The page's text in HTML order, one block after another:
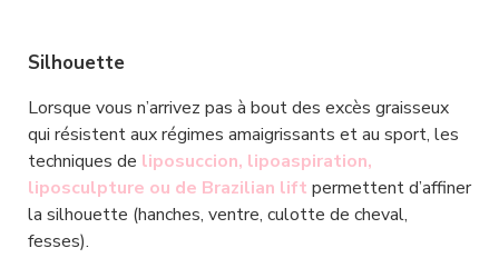
Silhouette
Lorsque vous n’arrivez pas à bout des excès graisseux
qui résistent aux régimes amaigrissants et au sport, les
techniques de liposuccion, lipoaspiration,
liposculpture ou de Brazilian lift permettent d’affiner
la silhouette (hanches, ventre, culotte de cheval,
fesses).